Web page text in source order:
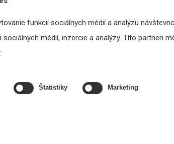
evakuačný rozhlas pre 8 zón
VYŽIADAŤ
funkcií sociálnych médií a analýzu
médií, inzercie a analýzy. Títo
Štatistiky Marketing